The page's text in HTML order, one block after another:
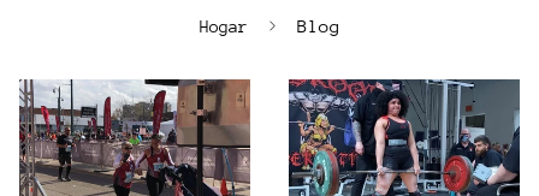
Hogar Blog